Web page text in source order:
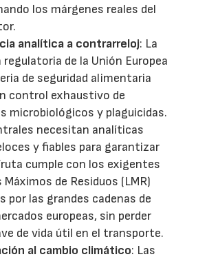
los márgenes reales del
analítica a contrarreloj: La
regulatoria de la Unión Europea
de seguridad alimentaria
control exhaustivo de
microbiológicos y plaguicidas.
necesitan analíticas
y fiables para garantizar
cumple con los exigentes
de Residuos (LMR)
por las grandes cadenas de
europeas, sin perder
de vida útil en el transporte.
al cambio climático: Las